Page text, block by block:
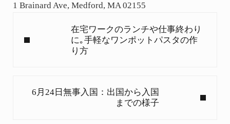
1 Brainard Ave, Medford, MA 02155
在宅ワークのランチや仕事終わり
に｡手軽なワンポットパスタの作
り方
6月24日無事入国：出国から入国
までの様子